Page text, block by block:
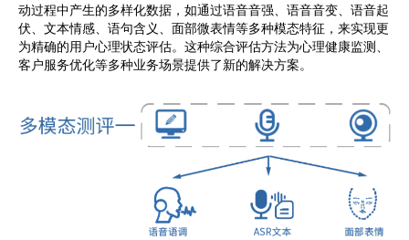
动过程中产生的多样化数据，如通过语音音强、语音音变、语音起
伏、文本情感、语句含义、面部微表情等多种模态特征， 来实现更
为精确的用户心理状态评估。这种综合评估方法为心理健康监测、
客户服务优化等多种业务场景提供了新的解决方案。